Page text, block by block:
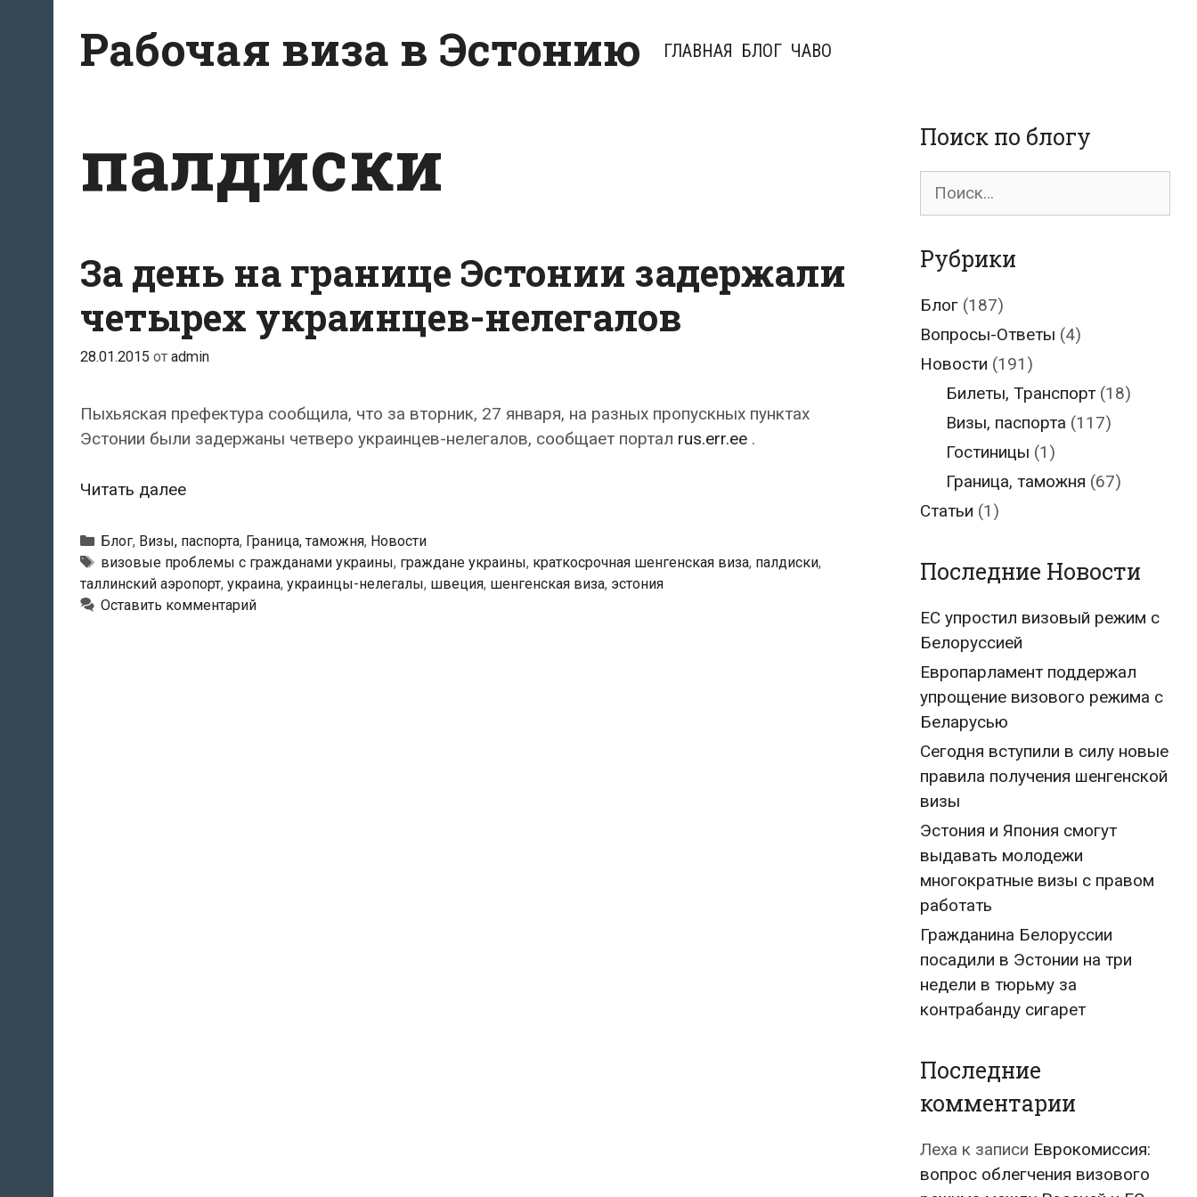
содержимому
Рабочая виза в Эстонию ГЛАВНАЯ БЛОГ ЧАВО
палдиски
За день на границе Эстонии задержали
четырех украинцев-нелегалов
28.01.2015 от admin
Пыхьяская префектура сообщила, что за вторник, 27 января, на разных пропускных пунктах
Эстонии были задержаны четверо украинцев-нелегалов, сообщает портал rus.err.ee .
Читать далееЗа
на
границе
Эстонии
задержали
Рубрики
Блог, Визы, паспорта, Граница, таможня, Новости
Метки
визовые проблемы с гражданами украины, граждане украины, краткосрочная шенгенская виза, палдиски,
таллинский аэропорт, украина, украинцы-нелегалы, швеция, шенгенская виза, эстония
Оставить комментарий
Поиск по блогу
Поиск
Рубрики
Блог (187)
Вопросы-Ответы (4)
Новости (191)
Билеты, Транспорт(18)
Визы, паспорта (117)
Гостиницы (1)
Граница, таможня (67)
Статьи (1)
Последние Новости
ЕС упростил визовый режим с
Белоруссией
Европарламент поддержал
упрощение визового режима с
Беларусью
Сегодня вступили в силу новые
правила получения шенгенской
визы
Эстония и Япония смогут
выдавать молодежи
многократные визы с правом
работать
Гражданина Белоруссии
посадили в Эстонии на три
недели в тюрьму за
контрабанду сигарет
Последние
комментарии
Леха к записи Еврокомиссия:
вопрос облегчения визового